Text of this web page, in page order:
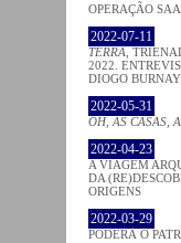
OPERAÇÃO
2022-07-11
TERRA ,
2022.
DIOGO BURNAY
2022-05-31
OH, AS CASAS,
2022-04-23
A VIAGEM
DA
ORIGENS
2022-03-29
PODERÁ O